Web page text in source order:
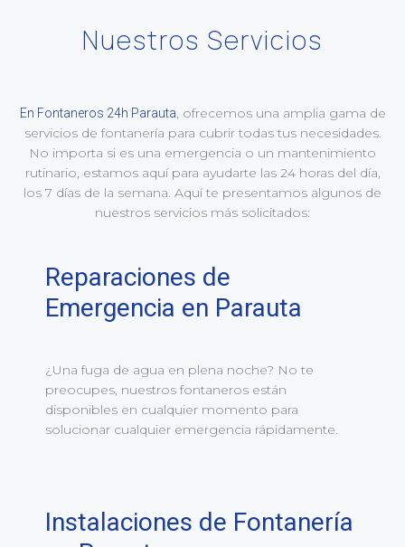
Nuestros Servicios
En Fontaneros 24h Parauta, ofrecemos una amplia gama de
servicios de fontanería para cubrir todas tus necesidades.
No importa si es una emergencia o un mantenimiento
rutinario, estamos aquí para ayudarte las 24 horas del día,
los 7 días de la semana. Aquí te presentamos algunos de
nuestros servicios más solicitados:
Reparaciones de
Emergencia en Parauta
¿Una fuga de agua en plena noche? No te
preocupes, nuestros fontaneros están
disponibles en cualquier momento para
solucionar cualquier emergencia rápidamente.
Instalaciones de Fontanería